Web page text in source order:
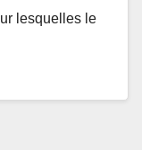
lesquelles le